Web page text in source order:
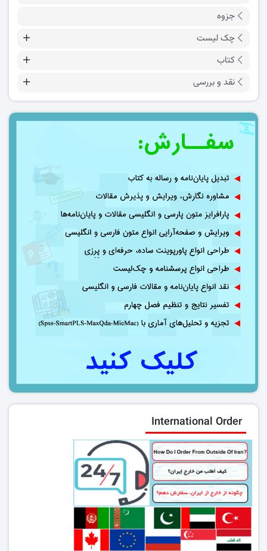
جزوه
چک لیست
کتاب
نقد و بررسی
International Order